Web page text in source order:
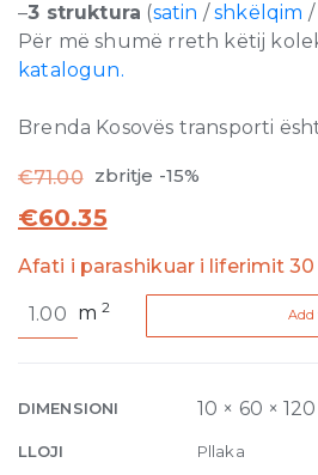
–3 struktura (satin /shkëlqim /
Për më shumë rreth këtij
katalogun.
Brenda Kosovës transporti
€71.00 zbritje -15%
€60.35
Afati i parashikuar i liferimit
and
Blend
10mm
m2 Add
DIMENSIONI 10 × 60 ×
LLOJI Pllaka